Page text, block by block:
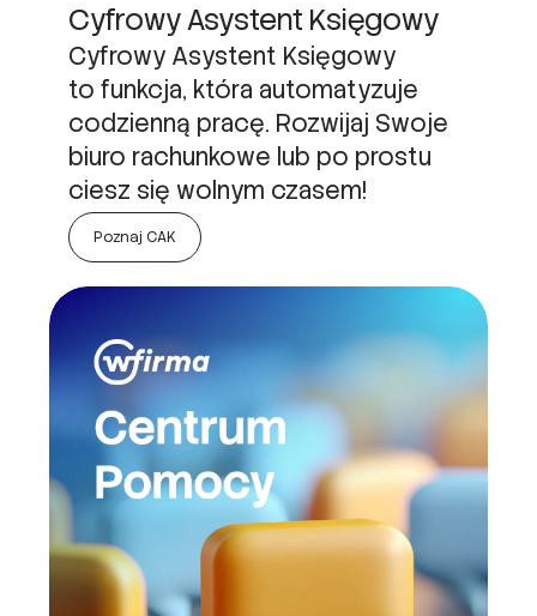
Cyfrowy Asystent Księgowy
Cyfrowy Asystent Księgowy
to funkcja, która automatyzuje
codzienną pracę. Rozwijaj Swoje
biuro rachunkowe lub po prostu
ciesz się wolnym czasem!
Poznaj CAK